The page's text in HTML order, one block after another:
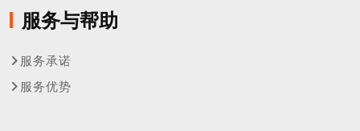
服务与帮助
服务承诺
服务优势